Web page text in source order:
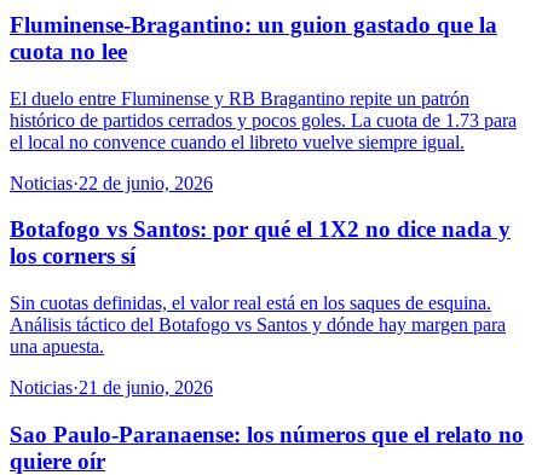
Fluminense-Bragantino: un guion gastado que la
cuota no lee
El duelo entre Fluminense y RB Bragantino repite un patrón
histórico de partidos cerrados y pocos goles. La cuota de 1.73 para
el local no convence cuando el libreto vuelve siempre igual.
Noticias·22 de junio, 2026
Botafogo vs Santos: por qué el 1X2 no dice nada y
los corners sí
Sin cuotas definidas, el valor real está en los saques de esquina.
Análisis táctico del Botafogo vs Santos y dónde hay margen para
una apuesta.
Noticias·21 de junio, 2026
Sao Paulo-Paranaense: los números que el relato no
quiere oír